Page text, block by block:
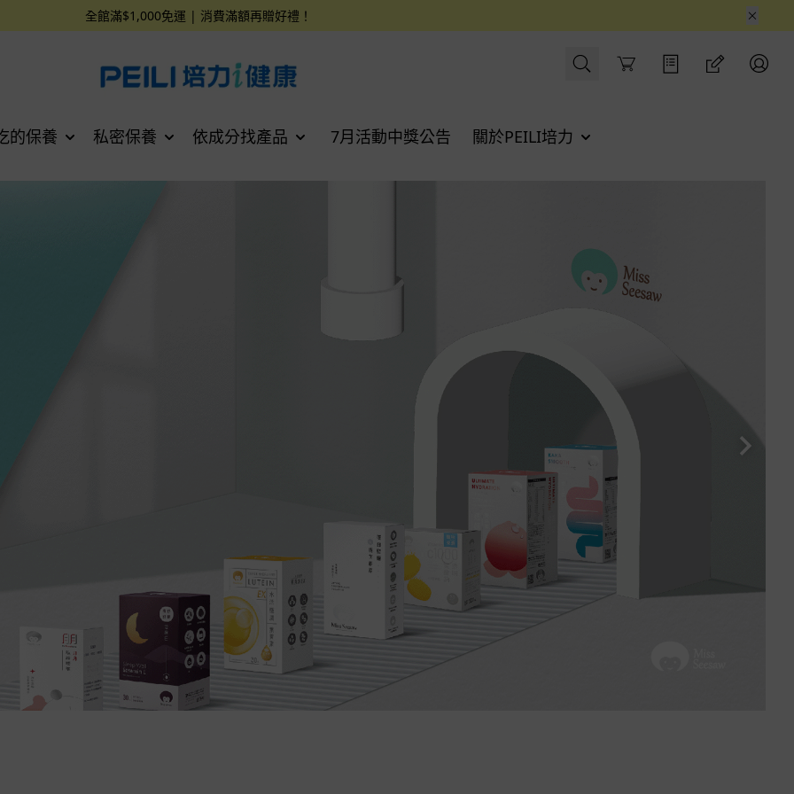
全館滿$1,000免運 | 消費滿額再贈好禮！
Cart
的保養 私密保養 依成分找產品 7月活動中獎公告 關於PEILI培力